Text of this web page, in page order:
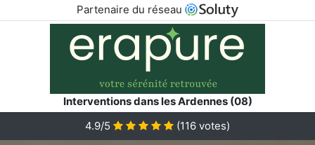
Partenaire du réseau
Interventions dans les Ardennes (08)
4.9/5 (116 votes)